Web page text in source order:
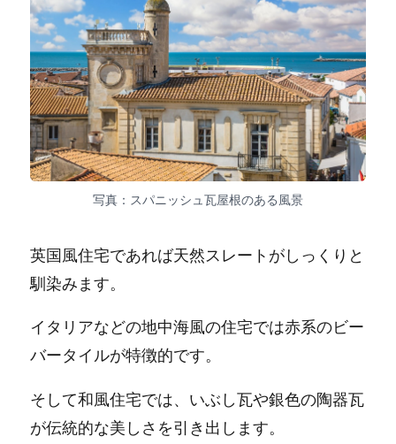
写真：スパニッシュ瓦屋根のある風景
英国風住宅であれば天然スレートがしっくりと
馴染みます。
イタリアなどの地中海風の住宅では赤系のビー
バータイルが特徴的です。
そして和風住宅では、いぶし瓦や銀色の陶器瓦
が伝統的な美しさを引き出します。